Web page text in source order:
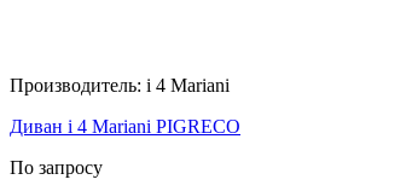
Производитель: i 4 Mariani
Диван i 4 Mariani PIGRECO
По запросу